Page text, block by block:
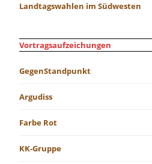
Landtagswahlen im Südwesten
Vortragsaufzeichungen
GegenStandpunkt
Argudiss
Farbe Rot
KK-Gruppe